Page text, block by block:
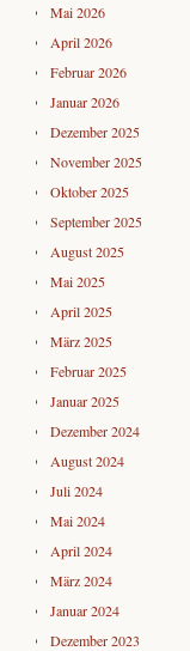
Mai 2026
April 2026
Februar 2026
Januar 2026
Dezember 2025
November 2025
Oktober 2025
September 2025
August 2025
Mai 2025
April 2025
März 2025
Februar 2025
Januar 2025
Dezember 2024
August 2024
Juli 2024
Mai 2024
April 2024
März 2024
Januar 2024
Dezember 2023